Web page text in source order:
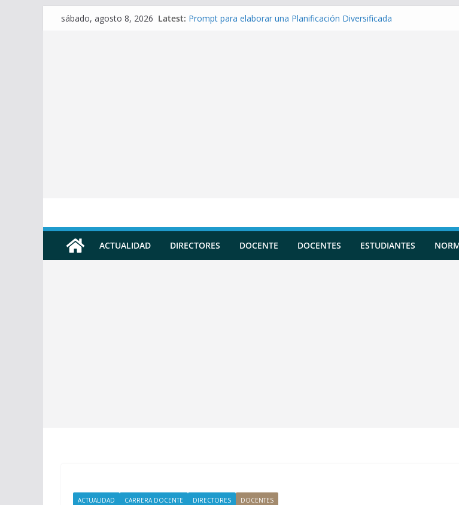
sábado, agosto 8, 2026 Latest: Prompt para elaborar una Planificación Diversificada
ACTUALIDAD DIRECTORES DOCENTE DOCENTES ESTUDIANTES
ACTUALIDAD CARRERA DOCENTE DIRECTORES DOCENTES